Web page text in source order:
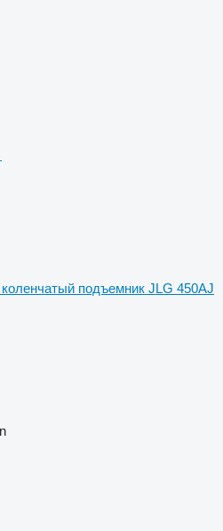
коленчатый подъемник JLG 450AJ